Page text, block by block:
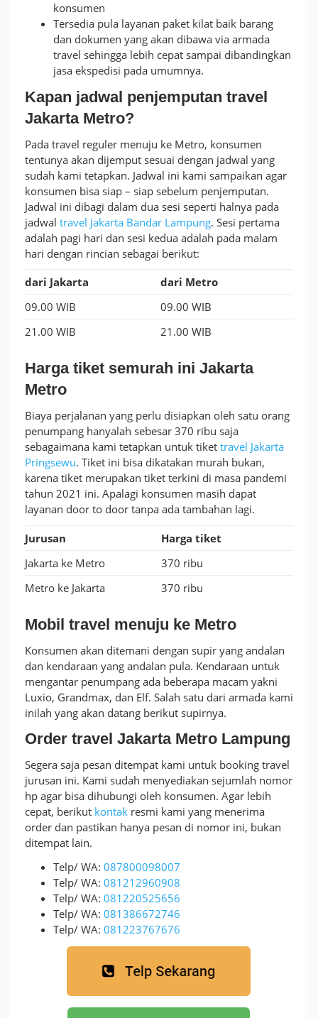
konsumen
Tersedia pula layanan paket kilat baik barang
dan dokumen yang akan dibawa via armada
travel sehingga lebih cepat sampai dibandingkan
jasa ekspedisi pada umumnya.
Kapan jadwal penjemputan travel
Jakarta Metro?
Pada travel reguler menuju ke Metro, konsumen
tentunya akan dijemput sesuai dengan jadwal yang
sudah kami tetapkan. Jadwal ini kami sampaikan agar
konsumen bisa siap – siap sebelum penjemputan.
Jadwal ini dibagi dalam dua sesi seperti halnya pada
jadwal travel Jakarta Bandar Lampung. Sesi pertama
adalah pagi hari dan sesi kedua adalah pada malam
hari dengan rincian sebagai berikut:
dari Jakarta
dari Metro
09.00 WIB
09.00 WIB
21.00 WIB
21.00 WIB
Harga tiket semurah ini Jakarta
Metro
Biaya perjalanan yang perlu disiapkan oleh satu orang
penumpang hanyalah sebesar 370 ribu saja
sebagaimana kami tetapkan untuk tiket travel Jakarta
Pringsewu. Tiket ini bisa dikatakan murah bukan,
karena tiket merupakan tiket terkini di masa pandemi
tahun 2021 ini. Apalagi konsumen masih dapat
layanan door to door tanpa ada tambahan lagi.
Jurusan
Harga tiket
Jakarta ke Metro
370 ribu
Metro ke Jakarta
370 ribu
Mobil travel menuju ke Metro
Konsumen akan ditemani dengan supir yang andalan
dan kendaraan yang andalan pula. Kendaraan untuk
mengantar penumpang ada beberapa macam yakni
Luxio, Grandmax, dan Elf. Salah satu dari armada kami
inilah yang akan datang berikut supirnya.
Order travel Jakarta Metro Lampung
Segera saja pesan ditempat kami untuk booking travel
jurusan ini. Kami sudah menyediakan sejumlah nomor
hp agar bisa dihubungi oleh konsumen. Agar lebih
cepat, berikut kontak resmi kami yang menerima
order dan pastikan hanya pesan di nomor ini, bukan
ditempat lain.
Telp/ WA: 087800098007
Telp/ WA: 081212960908
Telp/ WA: 081220525656
Telp/ WA: 081386672746
Telp/ WA: 081223767676